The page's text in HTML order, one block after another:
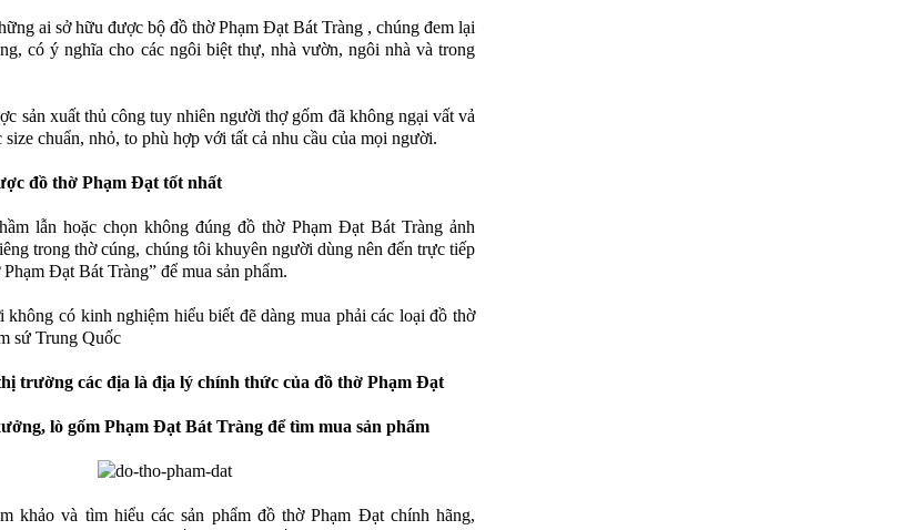
ai sở hữu được bộ đồ thờ Phạm Đạt Bát Tràng , chúng đem lại
có ý nghĩa cho các ngôi biệt thự, nhà vườn, ngôi nhà và trong
sản xuất thủ công tuy nhiên người thợ gốm đã không ngại vất vả
size chuẩn, nhỏ, to phù hợp với tất cả nhu cầu của mọi người.
đồ thờ Phạm Đạt tốt nhất
lẫn hoặc chọn không đúng đồ thờ Phạm Đạt Bát Tràng ảnh
trong thờ cúng, chúng tôi khuyên người dùng nên đến trực tiếp
Đạt Bát Tràng” để mua sản phẩm.
có kinh nghiệm hiểu biết đẽ dàng mua phải các loại đồ thờ
sứ Trung Quốc
trường các địa là địa lý chính thức của đồ thờ Phạm Đạt
lò gốm Phạm Đạt Bát Tràng để tìm mua sản phẩm
khảo và tìm hiểu các sản phẩm đồ thờ Phạm Đạt chính hãng,